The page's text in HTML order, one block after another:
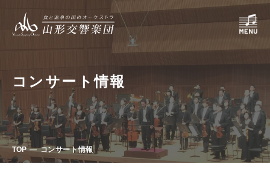
コンサート情報
TOP コンサート情報